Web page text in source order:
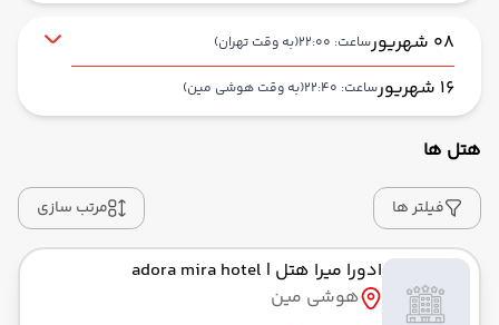
08 شهریور ساعت: 22:00 (به وقت تهران)
16 شهریور ساعت: 22:40 (به وقت هوشی مین)
حرکت از مبدا: 22:00
به فرودگاه بین المللی تان سون نهات SGN
رسیدن به مقصد : 09:15
هتل ها
فیلتر ها مرتب سازی
ادورا میرا هتل | adora mira hotel
هوشی مین